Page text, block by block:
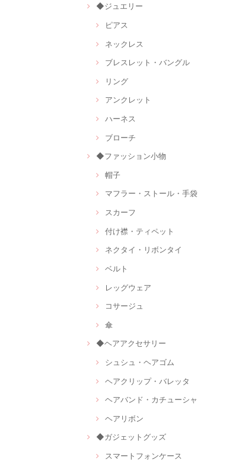
◆ジュエリー
ピアス
ネックレス
ブレスレット・バングル
リング
アンクレット
ハーネス
ブローチ
◆ファッション小物
帽子
マフラー・ストール・手袋
スカーフ
付け襟・ティペット
ネクタイ・リボンタイ
ベルト
レッグウェア
コサージュ
傘
◆ヘアアクセサリー
シュシュ・ヘアゴム
ヘアクリップ・バレッタ
ヘアバンド・カチューシャ
ヘアリボン
◆ガジェットグッズ
スマートフォンケース